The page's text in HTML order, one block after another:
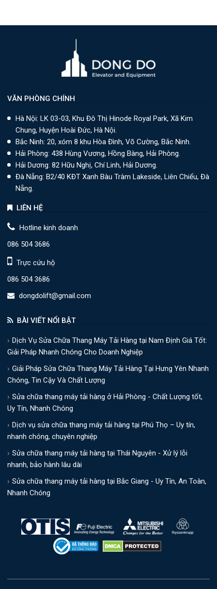
VĂN PHÒNG CHÍNH
Hà Nội: LK 03-03, Khu Đô Thị Hinode Royal Park, Xã Kim
Chung, Huyện Hoài Đức, Hà Nội.
Bắc Ninh: 20, xóm 8 khu Hòa Đình, Võ Cường, Bắc Ninh.
Hải Phòng: 438 Hùng Vương, Hồng Bàng, Hải Phòng.
Hải Dương: 82 Hữu Nghị, Chí Linh, Hải Dương.
Đà Nẵng: B2/40 KĐT Xanh Bàu Tràm Lakeside, Liên Chiểu, Đà
Nẵng.
LIÊN HỆ
Hotline kinh doanh
086 504 3686
Trực cứu hộ
086 504 3686
dongdolift@gmail.com
BÀI VIẾT NỔI BẬT
Dịch Vụ Sửa Chữa Thang Máy Tải Hàng tại Nam Định Giá Tốt:
Giải Pháp Nhanh Chóng Cho Doanh Nghiệp
Giải Pháp Sửa Chữa Thang Máy Tải Hàng Tại Hưng Yên Nhanh
Chóng, Tin Cậy Và Chất Lượng
Sửa chữa thang máy tải hàng ở Hải Phòng - Chất Lượng tốt,
Uy Tín, Nhanh Chóng
Dịch vụ sửa chữa thang máy tải hàng tại Phú Thọ – Uy tín,
nhanh chóng, chuyên nghiệp
Sửa chữa thang máy tải hàng tại Thái Nguyên - Xử lý lỗi
nhanh, bảo hành lâu dài
Sửa chữa thang máy tải hàng tại Bắc Giang - Uy Tín, An Toàn,
Nhanh Chóng